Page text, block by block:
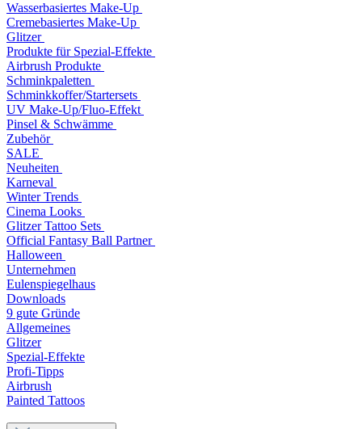
Wasserbasiertes Make-Up
Cremebasiertes Make-Up
Glitzer
Produkte für Spezial-Effekte
Airbrush Produkte
Schminkpaletten
Schminkkoffer/Startersets
UV Make-Up/Fluo-Effekt
Pinsel & Schwämme
Zubehör
SALE
Neuheiten
Karneval
Winter Trends
Cinema Looks
Glitzer Tattoo Sets
Official Fantasy Ball Partner
Halloween
Unternehmen
Eulenspiegelhaus
Downloads
9 gute Gründe
Allgemeines
Glitzer
Spezial-Effekte
Profi-Tipps
Airbrush
Painted Tattoos